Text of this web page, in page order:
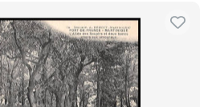
bancaria